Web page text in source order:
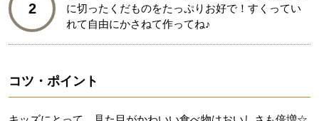
2
に切ったくだものをたっぷりお好で！すくってい
れて自由にかさねて作ってね♪
コツ・ポイント